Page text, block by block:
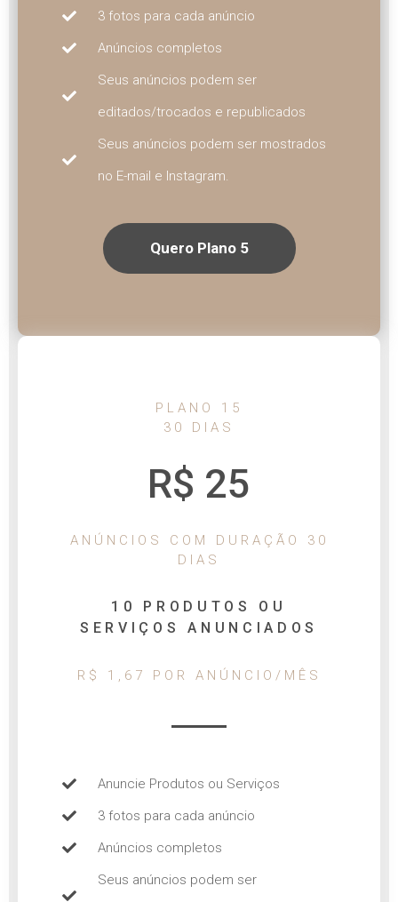
3 fotos para cada anúncio
Anúncios completos
Seus anúncios podem ser
editados/trocados e republicados
Seus anúncios podem ser mostrados
no E-mail e Instagram.
Quero Plano 5
PLANO 15
30 DIAS
R$ 25
ANÚNCIOS COM DURAÇÃO 30
DIAS
10 PRODUTOS OU
SERVIÇOS ANUNCIADOS
R$ 1,67 POR ANÚNCIO/MÊS
Anuncie Produtos ou Serviços
3 fotos para cada anúncio
Anúncios completos
Seus anúncios podem ser